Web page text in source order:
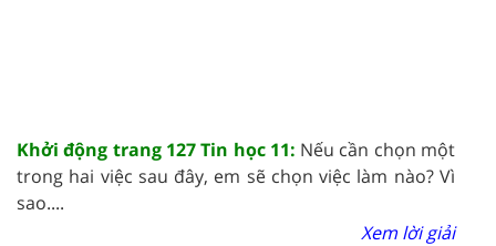
Khởi động trang 127 Tin học 11: Nếu cần chọn một
trong hai việc sau đây, em sẽ chọn việc làm nào? Vì
sao....
Xem lời giải